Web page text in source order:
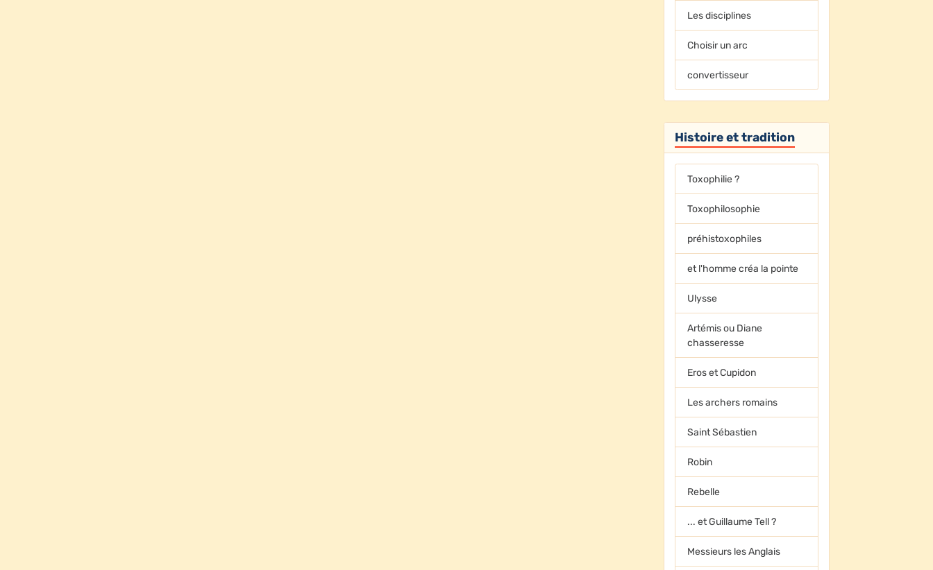
Les disciplines
Choisir un arc
convertisseur
Histoire et tradition
Toxophilie ?
Toxophilosophie
préhistoxophiles
et l'homme créa la pointe
Ulysse
Artémis ou Diane
chasseresse
Eros et Cupidon
Les archers romains
Saint Sébastien
Robin
Rebelle
... et Guillaume Tell ?
Messieurs les Anglais